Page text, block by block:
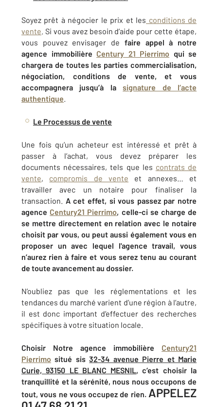
Soyez prêt à négocier le prix et les conditions de
vente. Si vous avez besoin d’aide pour cette étape,
vous pouvez envisager de faire appel à notre
agence immobilière Century 21 Pierrimo qui se
chargera de toutes les parties commercialisation,
négociation, conditions de vente, et vous
accompagnera jusqu’à lasignature de l’acte
authentique.
Le Processus de vente
Une fois qu’un acheteur est intéressé et prêt à
passer à l’achat, vous devez préparer les
documents nécessaires, tels que les contrats de
vente, compromis de vente et annexes… et
travailler avec un notaire pour finaliser la
transaction. A cet effet, si vous passez par notre
agence Century21 Pierrimo, celle-ci se charge de
se mettre directement en relation avec le notaire
choisit par vous, ou peut aussi également vous en
proposer un avec lequel l'agence travail, vous
n’aurez rien à faire et vous serez tenu au courant
de toute avancement au dossier.
N’oubliez pas que les réglementations et les
tendances du marché varient d’une région à l’autre,
il est donc important d’effectuer des recherches
spécifiques à votre situation locale.
Choisir Notre agence immobilière Century21
Pierrimo situé sis32-34 avenue Pierre et Marie
Curie, 93150 LE BLANC MESNIL, c’est choisir la
tranquillité et la sérénité, nous nous occupons de
tout, vous ne vous occupez de rien. APPELEZ